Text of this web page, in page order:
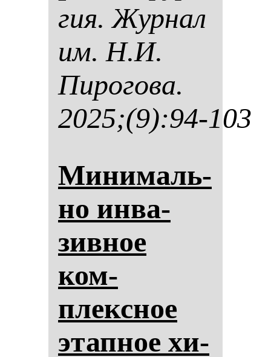
гия. Жур­нал
им. Н.И.
Пи­ро­го­ва.
2025;(9):94-103
Ми­ни­маль­
но ин­ва­
зив­ное
ком­
плексное
этап­ное хи­